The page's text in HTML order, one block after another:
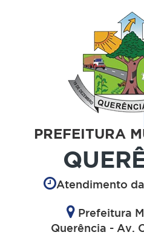
PREFEITURA
Atendimento
Prefeitura
Querência - Av.